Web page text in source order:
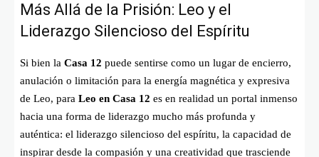
Más Allá de la Prisión: Leo y el
Liderazgo Silencioso del Espíritu
Si bien la Casa 12 puede sentirse como un lugar de encierro,
anulación o limitación para la energía magnética y expresiva
de Leo, para Leo en Casa 12 es en realidad un portal inmenso
hacia una forma de liderazgo mucho más profunda y
auténtica: el liderazgo silencioso del espíritu, la capacidad de
inspirar desde la compasión y una creatividad que trasciende